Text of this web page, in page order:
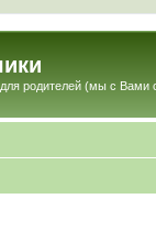
родителей (мы с Вами